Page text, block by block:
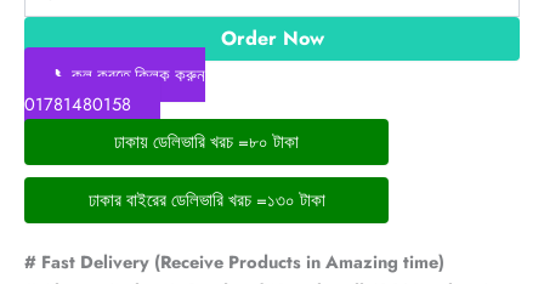
Order Now
📞কল করতে ক্লিক করুন
01781480158
ঢাকায় ডেলিভারি খরচ =৮০ টাকা
ঢাকার বাইরের ডেলিভারি খরচ =১৩০ টাকা
# Fast Delivery (Receive Products in Amazing time)